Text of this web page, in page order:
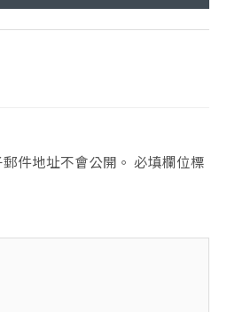
件地址不會公開。 必填欄位標